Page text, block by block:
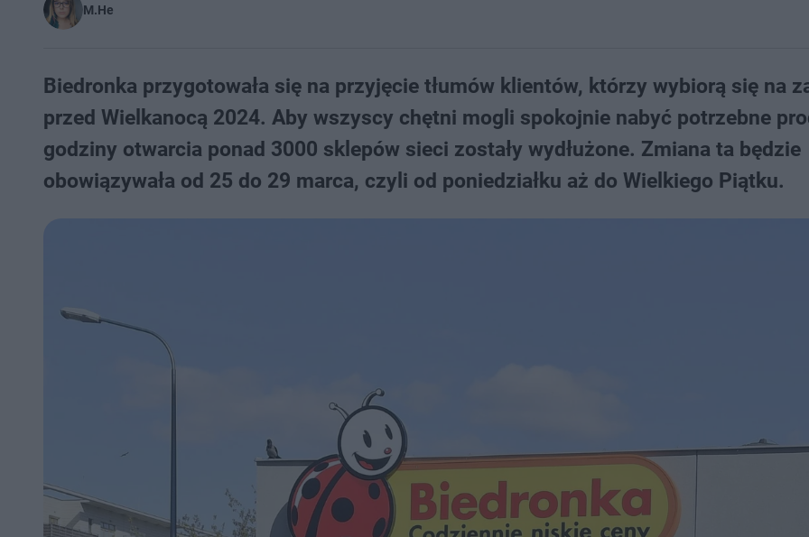
M.He
Biedronka przygotowała się na przyjęcie tłumów klientów, którzy wybiorą się na
przed Wielkanocą 2024. Aby wszyscy chętni mogli spokojnie nabyć potrzebne
godziny otwarcia ponad 3000 sklepów sieci zostały wydłużone. Zmiana ta będzie
obowiązywała od 25 do 29 marca, czyli od poniedziałku aż do Wielkiego Piątku.